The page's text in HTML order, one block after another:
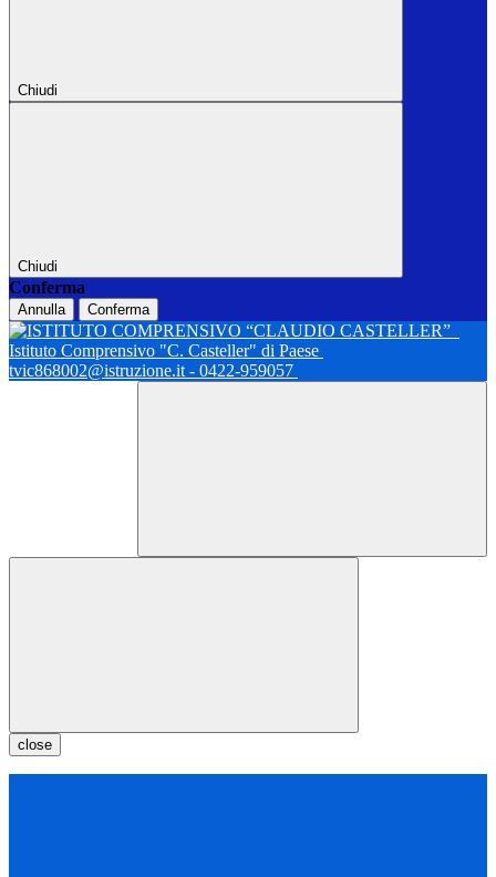
Chiudi
Chiudi
Conferma
Annulla Conferma
Istituto Comprensivo "C. Casteller" di Paese
tvic868002@istruzione.it - 0422-959057
close